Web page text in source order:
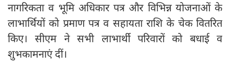
नागरिकता व भूमि अधिकार पत्र और विभिन्न योजनाओं के
लाभार्थियों को प्रमाण पत्र व सहायता राशि के चेक वितरित
किए। सीएम ने सभी लाभार्थी परिवारों को बधाई व
शुभकामनाएं दीं।